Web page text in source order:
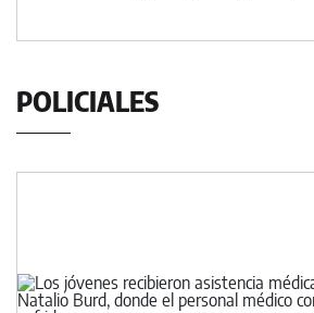
POLICIALES